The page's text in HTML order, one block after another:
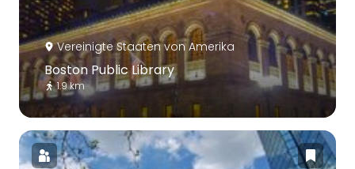
Vereinigte Staaten von Amerika
Boston Public Library
1.9 km